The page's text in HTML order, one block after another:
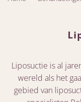
Liposuctie is al
wereld als het
gebied van